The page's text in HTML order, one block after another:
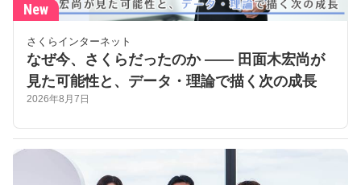
New
さくらインターネット
なぜ今、さくらだったのか —— 田面木宏尚が
見た可能性と、データ・理論で描く次の成長
2026年8月7日